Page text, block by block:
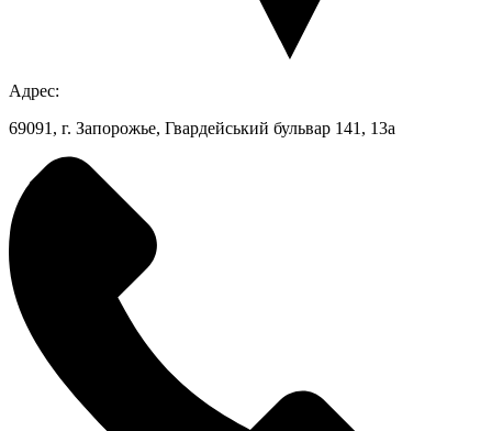
Адрес:
69091, г. Запорожье, Гвардейський бульвар 141, 13а